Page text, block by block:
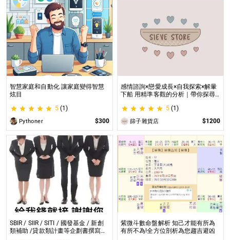
智慧家庭和自動化 讓家庭變得智慧
炫目
5 (1)
Pythoner $300
感情諮詢×戀愛成長×自我探索×解暈
下船 用精準客觀的分析｜帶你探尋
5 (1)
篩子雜貨店 $1200
SBIR / SIIR / SITI / 國發基金 / 新創
類補助 /貸款類計畫等企劃書撰寫
紫微斗數命盤解析 知己才能有所為
有所不為!全方位剖析為您趨吉避凶